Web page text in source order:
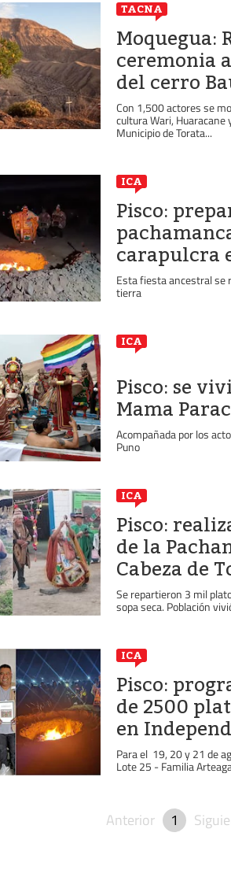
TACNA
Moquegua:
ceremonia
del cerro
Con 1,500 actores se
cultura Wari, Huaracane
Municipio de Torata...
ICA
Pisco:
carapulcra
Esta fiesta ancestral se
tierra
ICA
Pisco: se
Mama
Acompañada por los
Puno
ICA
Pisco:
de la
Cabeza de
Se repartieron 3 mil
sopa seca. Población
ICA
Pisco:
de 2500
en
Para el 19, 20 y 21 de
Lote 25 - Familia
Anterior 1